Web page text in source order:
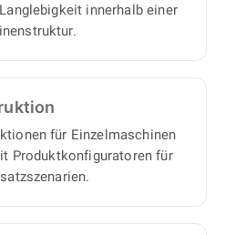
innerhalb einer
für Einzelmaschinen
Produktkonfiguratoren für